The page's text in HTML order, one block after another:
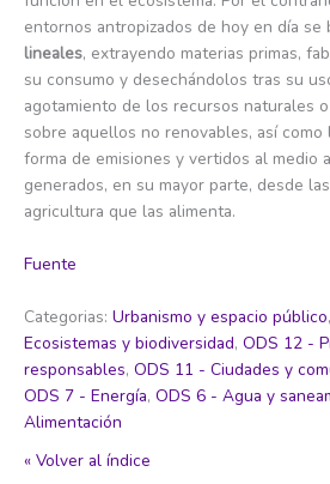
entornos antropizados de hoy en día se
lineales, extrayendo materias primas,
su consumo y desechándolos tras su
agotamiento de los recursos naturales
sobre aquellos no renovables, así como
forma de emisiones y vertidos al medio
generados, en su mayor parte, desde
agricultura que las alimenta.
Fuente
Categorias: Urbanismo y espacio público,
Ecosistemas y biodiversidad, ODS 12 -
responsables, ODS 11 - Ciudades y
ODS 7 - Energía, ODS 6 - Agua y
Alimentación
« Volver al índice